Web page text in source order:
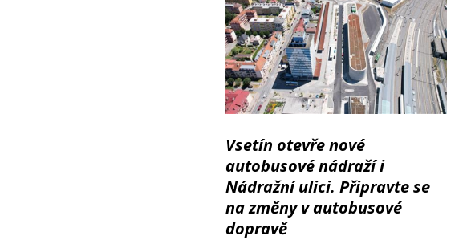
Vsetín otevře nové
autobusové nádraží i
Nádražní ulici. Připravte se
na změny v autobusové
dopravě